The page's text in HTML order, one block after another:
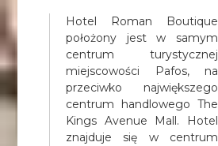
Hotel Roman Boutique
położony jest w samym
centrum turystycznej
miejscowości Pafos, na
przeciwko największego
centrum handlowego The
Kings Avenue Mall. Hotel
znajduje się w centrum